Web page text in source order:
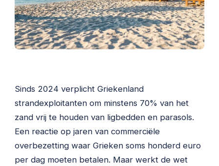
Sinds 2024 verplicht Griekenland
strandexploitanten om minstens 70% van het
zand vrij te houden van ligbedden en parasols.
Een reactie op jaren van commerciële
overbezetting waar Grieken soms honderd euro
per dag moeten betalen. Maar werkt de wet